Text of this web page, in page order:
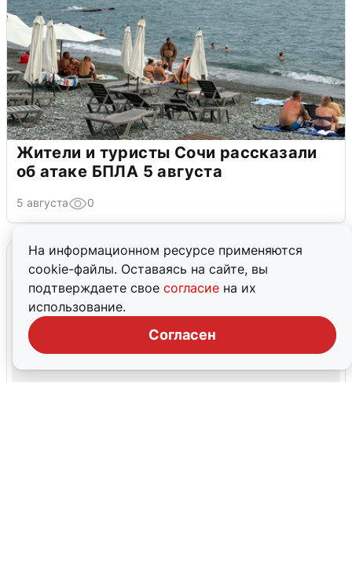
На информационном ресурсе применяются
cookie-файлы. Оставаясь на сайте, вы
подтверждаете свое согласие на их
использование.
Согласен
Жители и туристы Сочи рассказали
об атаке БПЛА 5 августа
5 августа 0